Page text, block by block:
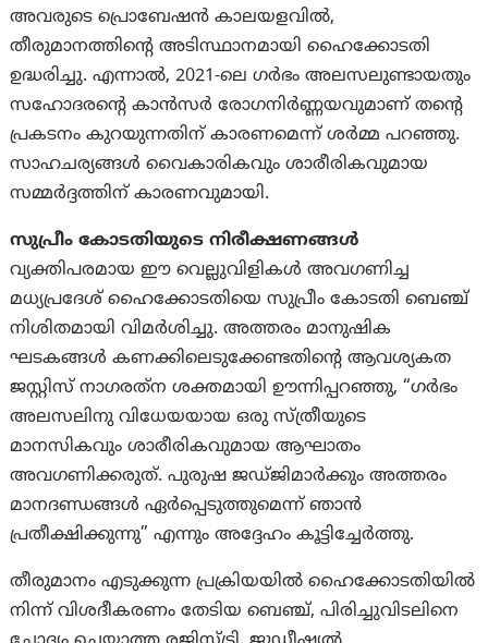
അവരുടെ പ്രൊബേഷൻ കാലയളവിൽ,
തീരുമാനത്തിൻ്റെ അടിസ്ഥാനമായി ഹൈക്കോടതി
ഉദ്ധരിച്ചു. എന്നാല്‍, 2021-ലെ ഗർഭം അലസലുണ്ടായതും
സഹോദരൻ്റെ കാൻസർ രോഗനിർണ്ണയവുമാണ് തൻ്റെ
പ്രകടനം കുറയുന്നതിന് കാരണമെന്ന് ശർമ്മ പറഞ്ഞു.
സാഹചര്യങ്ങൾ വൈകാരികവും ശാരീരികവുമായ
സമ്മർദ്ദത്തിന് കാരണവുമായി.
സുപ്രീം കോടതിയുടെ നിരീക്ഷണങ്ങൾ
വ്യക്തിപരമായ ഈ വെല്ലുവിളികൾ അവഗണിച്ച
മധ്യപ്രദേശ് ഹൈക്കോടതിയെ സുപ്രീം കോടതി ബെഞ്ച്
നിശിതമായി വിമർശിച്ചു. അത്തരം മാനുഷിക
ഘടകങ്ങൾ കണക്കിലെടുക്കേണ്ടതിൻ്റെ ആവശ്യകത
ജസ്റ്റിസ് നാഗരത്‌ന ശക്തമായി ഊന്നിപ്പറഞ്ഞു, “ഗർഭം
അലസലിനു വിധേയയായ ഒരു സ്ത്രീയുടെ
മാനസികവും ശാരീരികവുമായ ആഘാതം
അവഗണിക്കരുത്. പുരുഷ ജഡ്ജിമാർക്കും അത്തരം
മാനദണ്ഡങ്ങൾ ഏർപ്പെടുത്തുമെന്ന് ഞാൻ
പ്രതീക്ഷിക്കുന്നു” എന്നും അദ്ദേഹം കൂട്ടിച്ചേര്‍ത്തു.
തീരുമാനം എടുക്കുന്ന പ്രക്രിയയിൽ ഹൈക്കോടതിയിൽ
നിന്ന് വിശദീകരണം തേടിയ ബെഞ്ച്, പിരിച്ചുവിടലിനെ